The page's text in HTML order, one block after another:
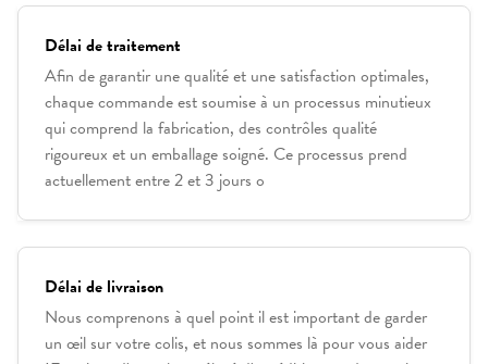
Délai de traitement
Afin de garantir une qualité et une satisfaction optimales,
chaque commande est soumise à un processus minutieux
qui comprend la fabrication, des contrôles qualité
rigoureux et un emballage soigné. Ce processus prend
actuellement entre 2 et 3 jours o
Délai de livraison
Nous comprenons à quel point il est important de garder
un œil sur votre colis, et nous sommes là pour vous aider